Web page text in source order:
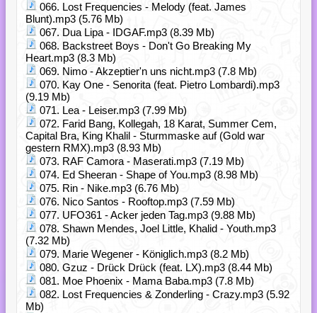
066. Lost Frequencies - Melody (feat. James
Blunt).mp3 (5.76 Mb)
067. Dua Lipa - IDGAF.mp3 (8.39 Mb)
068. Backstreet Boys - Don't Go Breaking My
Heart.mp3 (8.3 Mb)
069. Nimo - Akzeptier'n uns nicht.mp3 (7.8 Mb)
070. Kay One - Senorita (feat. Pietro Lombardi).mp3
(9.19 Mb)
071. Lea - Leiser.mp3 (7.99 Mb)
072. Farid Bang, Kollegah, 18 Karat, Summer Cem,
Capital Bra, King Khalil - Sturmmaske auf (Gold war
gestern RMX).mp3 (8.93 Mb)
073. RAF Camora - Maserati.mp3 (7.19 Mb)
074. Ed Sheeran - Shape of You.mp3 (8.98 Mb)
075. Rin - Nike.mp3 (6.76 Mb)
076. Nico Santos - Rooftop.mp3 (7.59 Mb)
077. UFO361 - Acker jeden Tag.mp3 (9.88 Mb)
078. Shawn Mendes, Joel Little, Khalid - Youth.mp3
(7.32 Mb)
079. Marie Wegener - Königlich.mp3 (8.2 Mb)
080. Gzuz - Drück Drück (feat. LX).mp3 (8.44 Mb)
081. Moe Phoenix - Mama Baba.mp3 (7.8 Mb)
082. Lost Frequencies & Zonderling - Crazy.mp3 (5.92
Mb)